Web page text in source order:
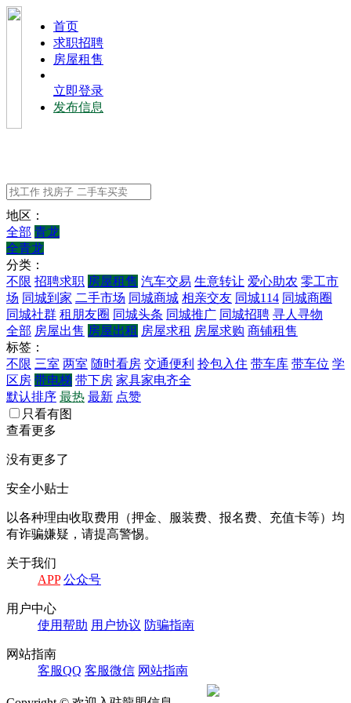
⾸⻚
求职招聘
房屋租售
立即登录
发布信息
地区：
全部 青龙
全青龙
分类：
不限 招聘求职 房屋租售 汽车交易 生意转让 爱心助农 零工市
场 同城到家 二手市场 同城商城 相亲交友 同城114 同城商圈
同城社群 租朋友圈 同城头条 同城推广 同城招聘 寻人寻物
全部 房屋出售 房屋出租 房屋求租 房屋求购 商铺租售
标签：
不限 三室 两室 随时看房 交通便利 拎包入住 带车库 带车位 学
区房 带电梯 带下房 家具家电齐全
默认排序 最热 最新 点赞
只看有图
查看更多
没有更多了
安全小贴士
以各种理由收取费⽤（押⾦、服装费、报名费、充值卡等）均
有诈骗嫌疑，请提⾼警惕。
关于我们
APP 公众号
⽤户中⼼
使⽤帮助 ⽤户协议 防骗指南
⽹站指南
客服QQ 客服微信 ⽹站指南